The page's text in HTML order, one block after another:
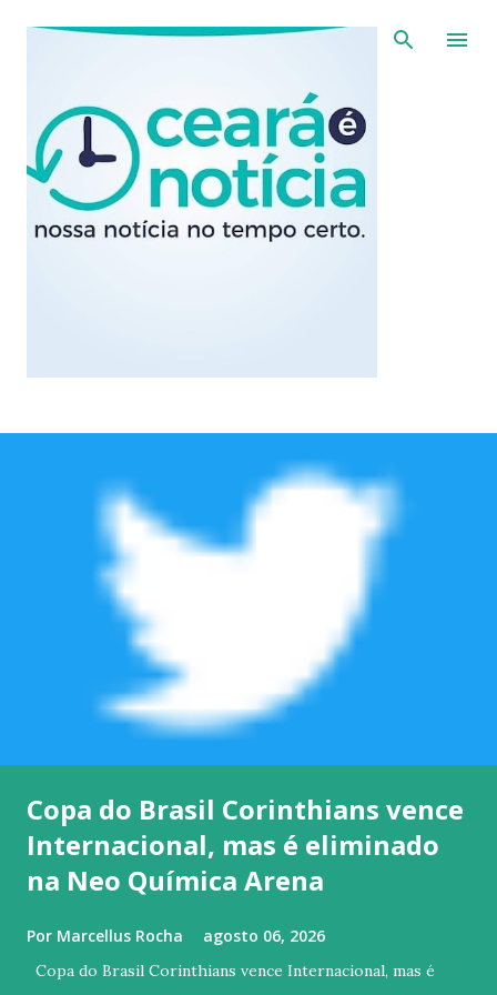
Pular para o conteúdo principal
Copa do Brasil Corinthians vence
Internacional, mas é eliminado
na Neo Química Arena
Por Marcellus Rocha agosto 06, 2026
Copa do Brasil Corinthians vence Internacional, mas é